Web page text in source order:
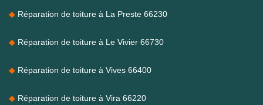
Réparation de toiture à La Preste 66230
Réparation de toiture à Le Vivier 66730
Réparation de toiture à Vives 66400
Réparation de toiture à Vira 66220